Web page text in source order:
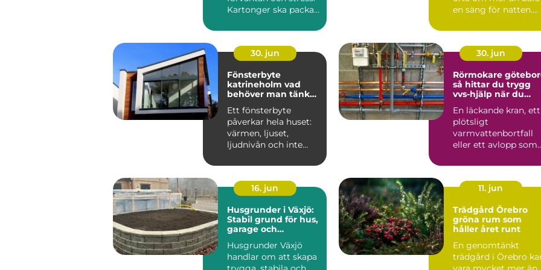
Kartonger ska packas,
en säng för natten.
30. jun
Fönsterbyte
katrineholm vad
behöver man tänka
Ett fönsterbyte
påverkar hela huset:
värmen, ljuset,
ljudnivån och inte
man kommer...
30. jun
Rörmokare
så hittar du trygg
vvs-hjälp när du
En läckande kran, ett
plötsligt
varmvattenbortfall
eller ett avlopp som
igenom vatt...
16. jun
Husgrunder i Växjö:
Stabil grund för hus,
garage och
Husgrunder Växjö
handlar om att skapa
11. jun
Trädgård Örebro
gröna rum som
håller året runt
En genomtänkt
trädgård i Örebro